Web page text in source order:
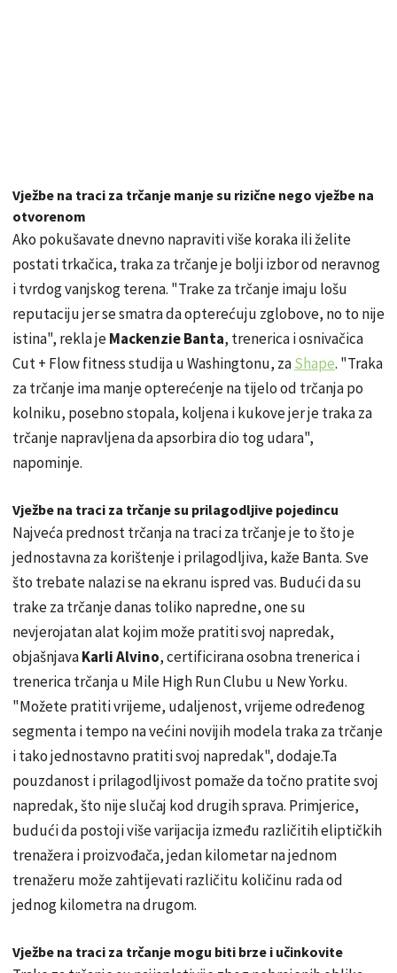
Vježbe na traci za trčanje manje su rizične nego vježbe na
otvorenom
Ako pokušavate dnevno napraviti više koraka ili želite
postati trkačica, traka za trčanje je bolji izbor od neravnog
i tvrdog vanjskog terena. "Trake za trčanje imaju lošu
reputaciju jer se smatra da opterećuju zglobove, no to nije
istina", rekla jeMackenzie Banta, trenerica i osnivačica
Cut + Flow fitness studija u Washingtonu, zaShape. "Traka
za trčanje ima manje opterećenje na tijelo od trčanja po
kolniku, posebno stopala, koljena i kukove jer je traka za
trčanje napravljena da apsorbira dio tog udara",
napominje.
Vježbe na traci za trčanje su prilagodljive pojedincu
Najveća prednost trčanja na traci za trčanje je to što je
jednostavna za korištenje i prilagodljiva, kaže Banta. Sve
što trebate nalazi se na ekranu ispred vas. Budući da su
trake za trčanje danas toliko napredne, one su
nevjerojatan alat kojim može pratiti svoj napredak,
objašnjavaKarli Alvino, certificirana osobna trenerica i
trenerica trčanja u Mile High Run Clubu u New Yorku.
"Možete pratiti vrijeme, udaljenost, vrijeme određenog
segmenta i tempo na većini novijih modela traka za trčanje
i tako jednostavno pratiti svoj napredak", dodaje.Ta
pouzdanost i prilagodljivost pomaže da točno pratite svoj
napredak, što nije slučaj kod drugih sprava. Primjerice,
budući da postoji više varijacija između različitih eliptičkih
trenažera i proizvođača, jedan kilometar na jednom
trenažeru može zahtijevati različitu količinu rada od
jednog kilometra na drugom.
Vježbe na traci za trčanje mogu biti brze i učinkovite